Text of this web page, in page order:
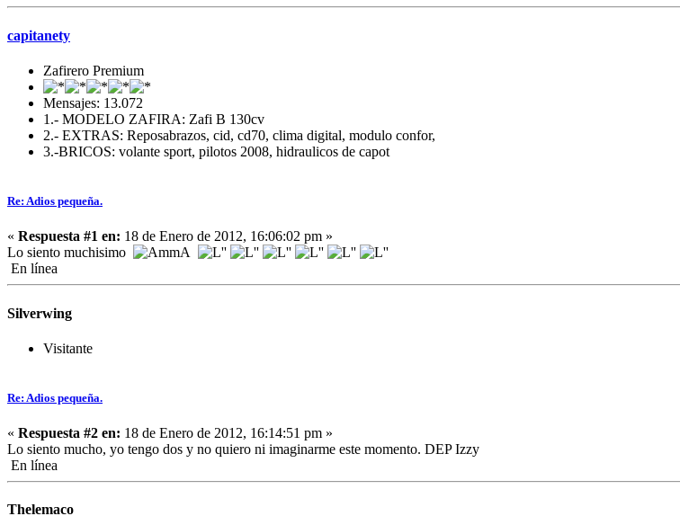
capitanety
Zafirero Premium
Mensajes: 13.072
1.- MODELO ZAFIRA: Zafi B 130cv
2.- EXTRAS: Reposabrazos, cid, cd70, clima digital, modulo confor,
3.-BRICOS: volante sport, pilotos 2008, hidraulicos de capot
Re: Adios pequeña.
« Respuesta #1 en: 18 de Enero de 2012, 16:06:02 pm »
Lo siento muchisimo
En línea
Silverwing
Visitante
Re: Adios pequeña.
« Respuesta #2 en: 18 de Enero de 2012, 16:14:51 pm »
Lo siento mucho, yo tengo dos y no quiero ni imaginarme este momento. DEP Izzy
En línea
Thelemaco